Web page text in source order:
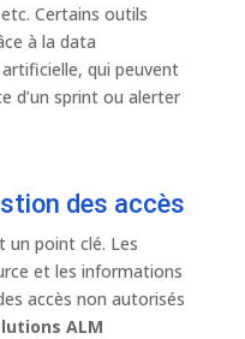
Certains outils
à la data
qui peuvent
d’un sprint ou alerter
des accès
un point clé. Les
et les informations
accès non autorisés
ALM